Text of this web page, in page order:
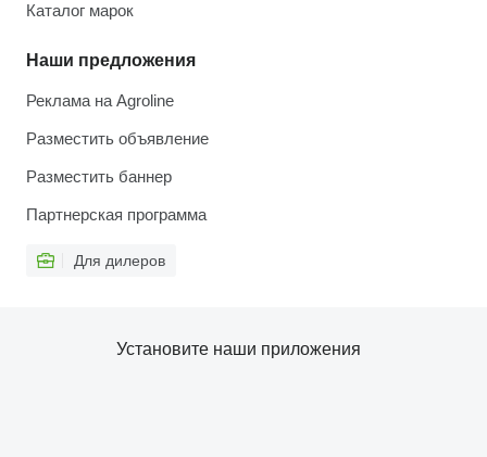
Каталог марок
Наши предложения
Реклама на Agroline
Разместить объявление
Разместить баннер
Партнерская программа
Для дилеров
Установите наши приложения